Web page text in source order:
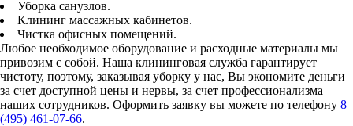
Уборка санузлов.
Клининг массажных кабинетов.
Чистка офисных помещений.
Любое необходимое оборудование и расходные материалы мы
привозим с собой. Наша клининговая служба гарантирует
чистоту, поэтому, заказывая уборку у нас, Вы экономите деньги
за счет доступной цены и нервы, за счет профессионализма
наших сотрудников. Оформить заявку вы можете по телефону 8
(495) 461-07-66.